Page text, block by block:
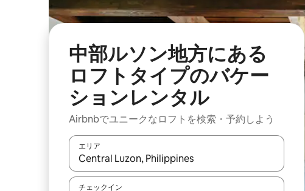
中部ルソン地方にある
ロフトタイプのバケー
ションレンタル
Airbnbでユニークなロフトを検索・予約しよう
エリア
検索結果が表示されたら、上下の矢印キーを使って移動す
チェックイン